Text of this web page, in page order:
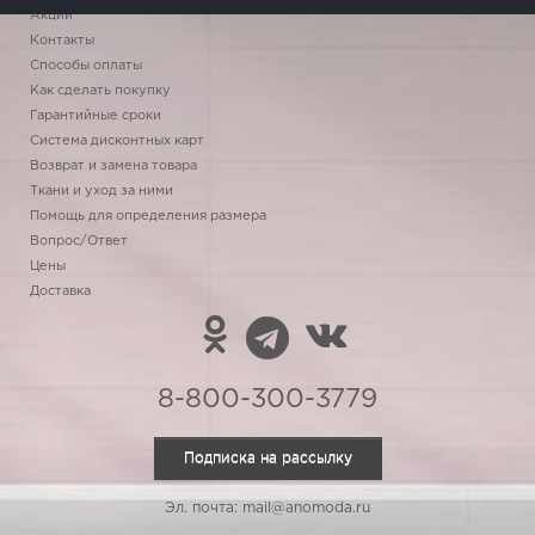
Акции
Контакты
Способы оплаты
Как сделать покупку
Гарантийные сроки
Система дисконтных карт
Возврат и замена товара
Ткани и уход за ними
Помощь для определения размера
Вопрос/Ответ
Цены
Доставка
8-800-300-3779
Подписка на рассылку
Эл. почта: mail@anomoda.ru